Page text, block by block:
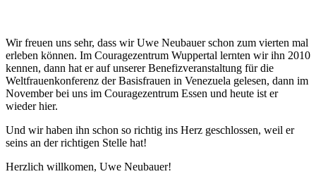
Wir freuen uns sehr, dass wir Uwe Neubauer schon zum vierten mal
erleben können. Im Cou­ragezentrum Wuppertal lernten wir ihn 2010
kennen, dann hat er auf unserer Benefizveran­staltung für die
Weltfrauenkonferenz der Basis­frauen in Venezuela gelesen, dann im
November bei uns im Couragezentrum Essen und heute ist er
wieder hier.
Und wir haben ihn schon so richtig ins Herz ge­schlossen, weil er
seins an der richtigen Stelle hat!
Herzlich willkomen, Uwe Neubauer!